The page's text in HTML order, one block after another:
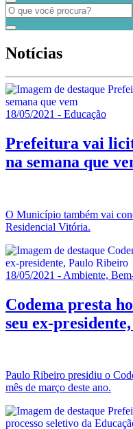
Notícias
18/05/2021 - Educação
Prefeitura vai
na semana que
O Município também vai
Residencial Vitória.
18/05/2021 - Ambiente,
Codema presta
seu ex-
Paulo Ribeiro presidiu o
mês de março deste ano.